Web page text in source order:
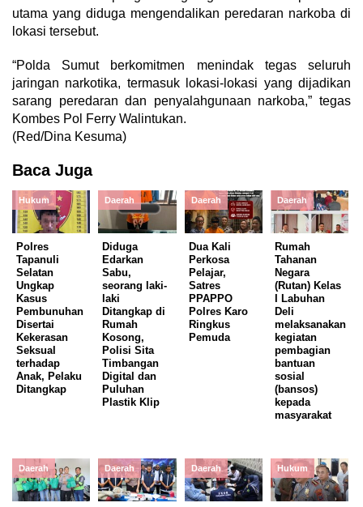
utama yang diduga mengendalikan peredaran narkoba di
lokasi tersebut.
“Polda Sumut berkomitmen menindak tegas seluruh
jaringan narkotika, termasuk lokasi-lokasi yang dijadikan
sarang peredaran dan penyalahgunaan narkoba,” tegas
Kombes Pol Ferry Walintukan.
(Red/Dina Kesuma)
Baca Juga
Hukum
Polres
Tapanuli
Selatan
Ungkap
Kasus
Pembunuhan
Disertai
Kekerasan
Seksual
terhadap
Anak, Pelaku
Ditangkap
Daerah
Diduga
Edarkan
Sabu,
seorang laki-
laki
Ditangkap di
Rumah
Kosong,
Polisi Sita
Timbangan
Digital dan
Puluhan
Plastik Klip
Daerah
Dua Kali
Perkosa
Pelajar,
Satres
PPAPPO
Polres Karo
Ringkus
Pemuda
Daerah
Rumah
Tahanan
Negara
(Rutan) Kelas
I Labuhan
Deli
melaksanakan
kegiatan
pembagian
bantuan
sosial
(bansos)
kepada
masyarakat
Daerah Daerah Daerah Hukum